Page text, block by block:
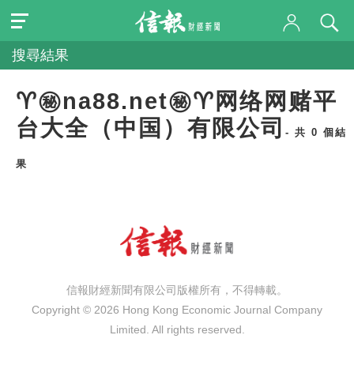
搜尋結果
♈㊙️na88.net㊙️♈网络网赌平
台大全（中国）有限公司 - 共 0 個結
果
信報財經新聞有限公司版權所有，不得轉載。
Copyright © 2026 Hong Kong Economic Journal Company
Limited. All rights reserved.